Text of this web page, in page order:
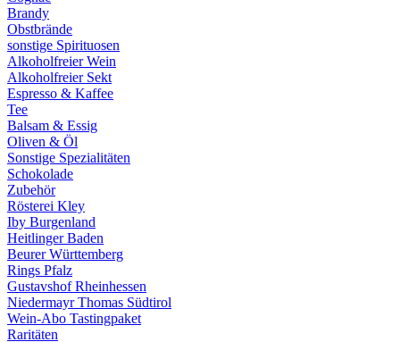
Brandy
Obstbrände
sonstige Spirituosen
Alkoholfreier Wein
Alkoholfreier Sekt
Espresso & Kaffee
Tee
Balsam & Essig
Oliven & Öl
Sonstige Spezialitäten
Schokolade
Zubehör
Rösterei Kley
Iby Burgenland
Heitlinger Baden
Beurer Württemberg
Rings Pfalz
Gustavshof Rheinhessen
Niedermayr Thomas Südtirol
Wein-Abo Tastingpaket
Raritäten